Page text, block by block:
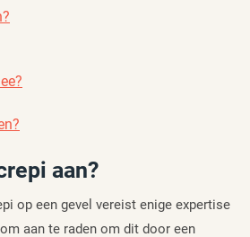
aan?
op een gevel vereist enige expertise
aan te raden om dit door een